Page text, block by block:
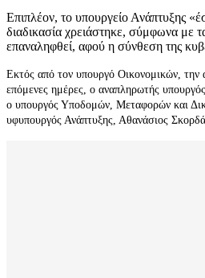
Επιπλέον, το υπουργείο Ανάπτυξης
διαδικασία χρειάστηκε, σύμφωνα με
επαναληφθεί, αφού η σύνθεση της
Εκτός από τον υπουργό Οικονομικών, την
επόμενες ημέρες, ο αναπληρωτής
ο υπουργός Υποδομών, Μεταφορών και
υφυπουργός Ανάπτυξης, Αθανάσιος